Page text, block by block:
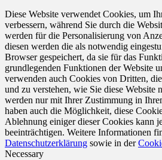
Diese Website verwendet Cookies, um
verbessern, während Sie durch die
werden für die Personalisierung von
diesen werden die als notwendig
Browser gespeichert, da sie für das
grundlegenden Funktionen der Website
verwenden auch Cookies von Dritten,
und zu verstehen, wie Sie diese Website
werden nur mit Ihrer Zustimmung in
haben auch die Möglichkeit, diese
Ablehnung einiger dieser Cookies kann
beeinträchtigen. Weitere Informationen
Datenschutzerklärung sowie in der
Necessary